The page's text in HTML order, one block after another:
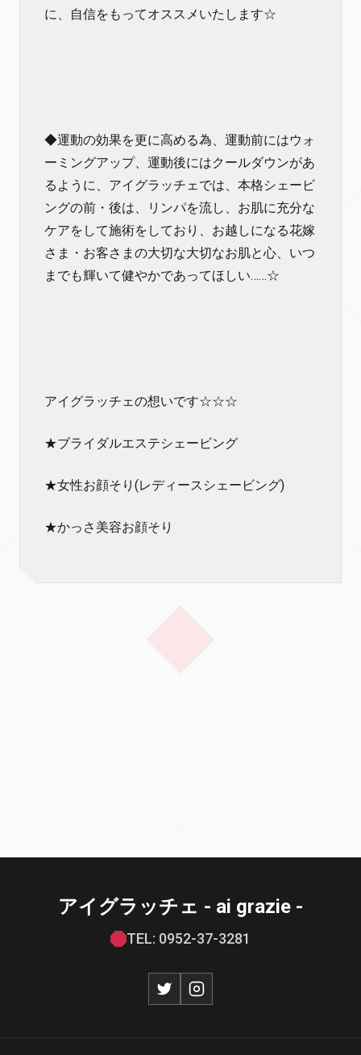
に、自信をもってオススメいたします☆
◆運動の効果を更に高める為、運動前にはウォ
ーミングアップ、運動後にはクールダウンがあ
るように、アイグラッチェでは、本格シェービ
ングの前・後は、リンパを流し、お肌に充分な
ケアをして施術をしており、お越しになる花嫁
さま・お客さまの大切な大切なお肌と心、いつ
までも輝いて健やかであってほしい……☆
アイグラッチェの想いです☆☆☆
★ブライダルエステシェービング
★女性お顔そり(レディースシェービング)
★かっさ美容お顔そり
アイグラッチェ - ai grazie -
TEL: 0952-37-3281